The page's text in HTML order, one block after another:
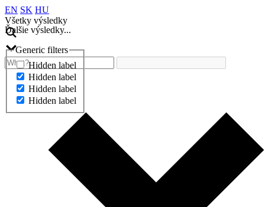
EN SK HU
Všetky výsledky
Ďalšie výsledky...
Generic filters
Hidden label
Hidden label
Hidden label
Hidden label
Ďalšie výsledky...